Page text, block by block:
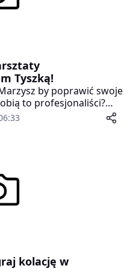
Tyszką!
by poprawić swoje
to profesjonaliści?
fotograficzne z
kolację w